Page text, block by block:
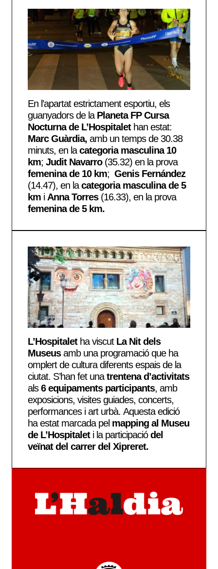
En l’apartat estrictament esportiu, els
guanyadors de laPlaneta FP Cursa
Nocturna de L’Hospitalethan estat:
Marc Guàrdia, amb un temps de 30.38
minuts, en lacategoria masculina 10
km; Judit Navarro(35.32) en la prova
femenina de 10 km; Genis Fernández
(14.47), en lacategoria masculina de 5
km iAnna Torres(16.33), en la prova
femenina de 5 km.
L’Hospitaletha viscut La Nit dels
Museusamb una programació que ha
omplert de cultura diferents espais de la
ciutat. S’han fet unatrentena d’activitats
als6 equipaments participants, amb
exposicions, visites guiades, concerts,
performances i art urbà. Aquesta edició
ha estat marcada pel mapping al Museu
de L’Hospitaleti la participaciódel
veïnat del carrer del Xipreret.